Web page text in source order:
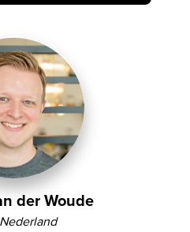
der Woude